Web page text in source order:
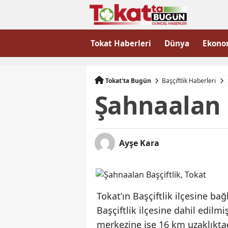
Tokat Haberleri Dünya
Tokat'ta Bugün Başçiftlik Haberleri
Ayşe Kara
Tokat’ın Başçiftlik ilçesine
Başçiftlik ilçesine dahil
merkezine ise 16 km